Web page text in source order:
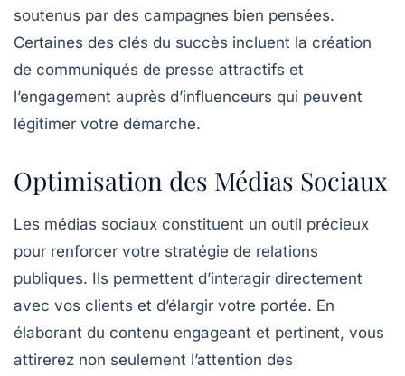
soutenus par des campagnes bien pensées.
Certaines des clés du succès incluent la création
de communiqués de presse attractifs et
l’engagement auprès d’influenceurs qui peuvent
légitimer votre démarche.
Optimisation des Médias Sociaux
Les médias sociaux constituent un outil précieux
pour renforcer votre stratégie de relations
publiques. Ils permettent d’interagir directement
avec vos clients et d’élargir votre portée. En
élaborant du contenu engageant et pertinent, vous
attirerez non seulement l’attention des